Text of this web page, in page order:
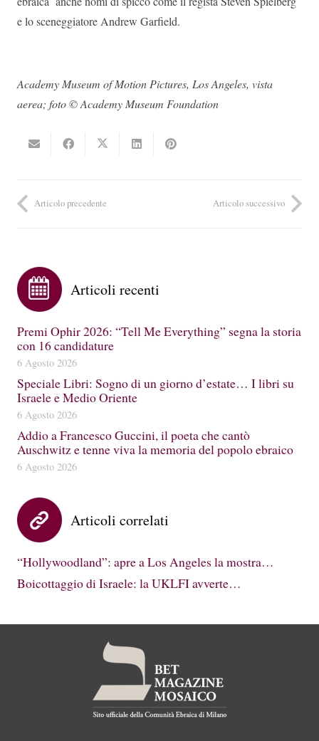
e lo sceneggiatore Andrew Garfield.
Academy Museum of Motion Pictures, Los Angeles, vista
aerea; foto © Academy Museum Foundation
Articolo precedente Articolo successivo
Articoli recenti
Premi Ophir 2026: “Tell Me Everything” segna la storia
con 16 candidature
6 Agosto 2026
Speciale Libri: Sogno di un giorno d’estate… I libri su
Israele e Medio Oriente
6 Agosto 2026
Addio a Francesco Guccini, il poeta che cantò
Auschwitz e tenne viva la memoria del popolo ebraico
6 Agosto 2026
Articoli correlati
“Hollywoodland”: apre a Los Angeles la mostra…
Boicottaggio di Israele: la UKLFI avverte…